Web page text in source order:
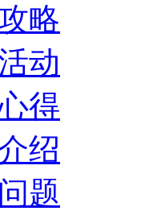
略
动
得
绍
题